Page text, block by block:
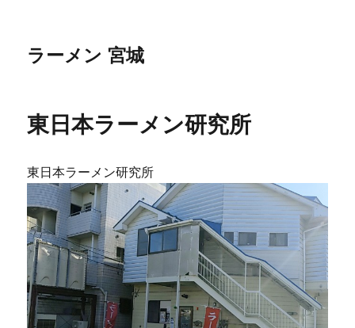
ラーメン 宮城
東日本ラーメン研究所
東日本ラーメン研究所